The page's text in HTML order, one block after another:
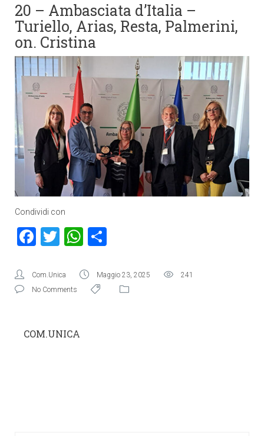
20 – Ambasciata d’Italia –
Turiello, Arias, Resta, Palmerini,
on. Cristina
Condividi con
Facebook
TwitterWhatsApp
Com.Unica Maggio 23, 2025
241
No Comments
COM.UNICA